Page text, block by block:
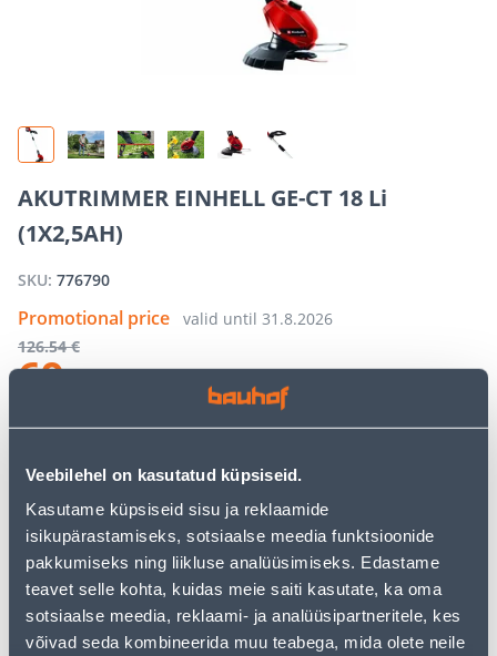
Veebilehel on kasutatud küpsiseid.
Kasutame küpsiseid sisu ja reklaamide
isikupärastamiseks, sotsiaalse meedia funktsioonide
pakkumiseks ning liikluse analüüsimiseks. Edastame
teavet selle kohta, kuidas meie saiti kasutate, ka oma
sotsiaalse meedia, reklaami- ja analüüsipartneritele, kes
võivad seda kombineerida muu teabega, mida olete neile
AKUTRIMMER EINHELL GE-CT 18 Li
(1X2,5AH)
SKU: 776790
Promotional price valid until 31.8.2026
126.54 €
69.90 €
See availability
• 14-päevane tagastusõigus.